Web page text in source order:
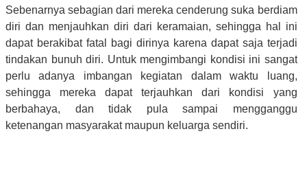
Sebenarnya sebagian dari mereka cenderung suka berdiam
diri dan menjauhkan diri dari keramaian, sehingga hal ini
dapat berakibat fatal bagi dirinya karena dapat saja terjadi
tindakan bunuh diri. Untuk mengimbangi kondisi ini sangat
perlu adanya imbangan kegiatan dalam waktu luang,
sehingga mereka dapat terjauhkan dari kondisi yang
berbahaya, dan tidak pula sampai mengganggu
ketenangan masyarakat maupun keluarga sendiri.